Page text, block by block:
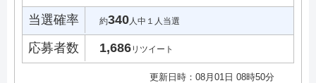
当選確率 約340人中１人当選
応募者数 1,686リツイート
更新日時：08月01日 08時50分